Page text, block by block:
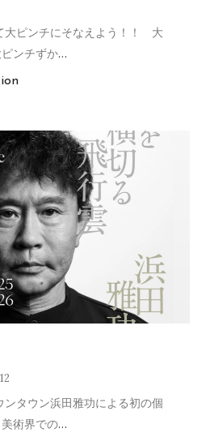
大ピンチにそなえよう！！ 大
ンチずか…
タウン浜田雅功による初の個
術界での…